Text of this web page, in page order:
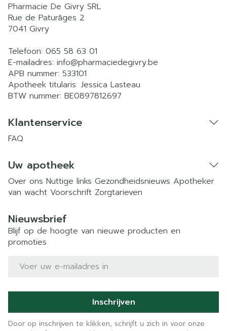
Pharmacie De Givry SRL
Rue de Paturâges 2
7041 Givry
Telefoon: 065 58 63 01
E-mailadres: info@pharmaciedegivry.be
APB nummer: 533101
Apotheek titularis: Jessica Lasteau
BTW nummer: BE0897812697
Klantenservice
FAQ
Uw apotheek
Over ons Nuttige links Gezondheidsnieuws Apotheker
van wacht Voorschrift Zorgtarieven
Nieuwsbrief
Blijf op de hoogte van nieuwe producten en
promoties
E-mail adres
Inschrijven
Door op inschrijven te klikken, schrijft u zich in voor onze